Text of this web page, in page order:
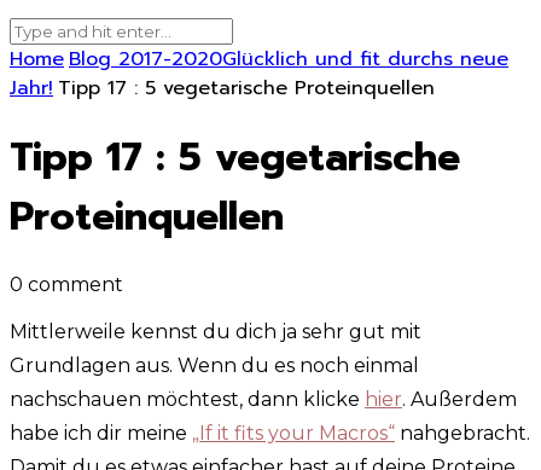
HomeBlog 2017-2020Glücklich und fit durchs neue
Jahr! Tipp 17 : 5 vegetarische Proteinquellen
Tipp 17 : 5 vegetarische
Proteinquellen
0 comment
Mittlerweile kennst du dich ja sehr gut mit
Grundlagen aus. Wenn du es noch einmal
nachschauen möchtest, dann klicke hier. Außerdem
habe ich dir meine „If it fits your Macros“ nahgebracht.